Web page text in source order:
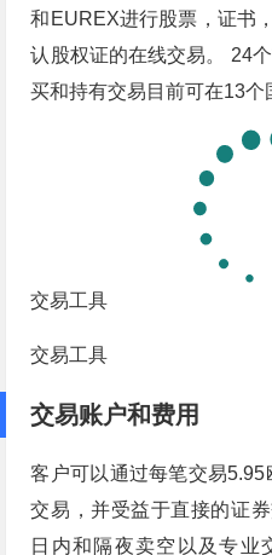
和EUREX进行股票，证书
认股权证的在线交易。 24
买和持有交易目前可在13个
交易工具
交易工具
交易账户和费用
客户可以通过每笔交易
交易，并受益于直接的证
日内和隔夜卖空以及专业